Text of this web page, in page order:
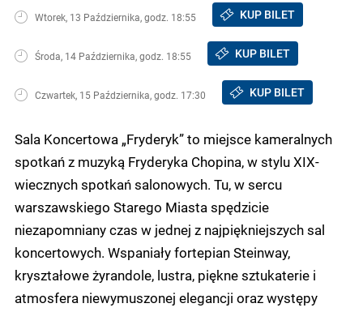
Wtorek, 13 Października, godz. 18:55 KUP BILET
Środa, 14 Października, godz. 18:55 KUP BILET
Czwartek, 15 Października, godz. 17:30 KUP BILET
Sala Koncertowa „Fryderyk” to miejsce kameralnych
spotkań z muzyką Fryderyka Chopina, w stylu XIX-
wiecznych spotkań salonowych. Tu, w sercu
warszawskiego Starego Miasta spędzicie
niezapomniany czas w jednej z najpiękniejszych sal
koncertowych. Wspaniały fortepian Steinway,
kryształowe żyrandole, lustra, piękne sztukaterie i
atmosfera niewymuszonej elegancji oraz występy